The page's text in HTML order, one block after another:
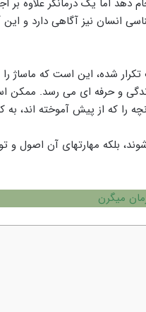
اما یک درمانگر علاوه بر
انسان نیز آگاهی دارد و
شده، این است که ماساژ را
زندگی و حرفه ای می رسد.
را که از پیش آموخته اند، به
بلکه مهارتهای آن اصول و
میگرن